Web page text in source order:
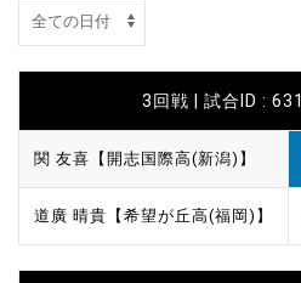
3回戦 | 試合ID :
関 友喜【開志国際高(新潟)】
道廣 晴貴【希望が丘高(福岡)】